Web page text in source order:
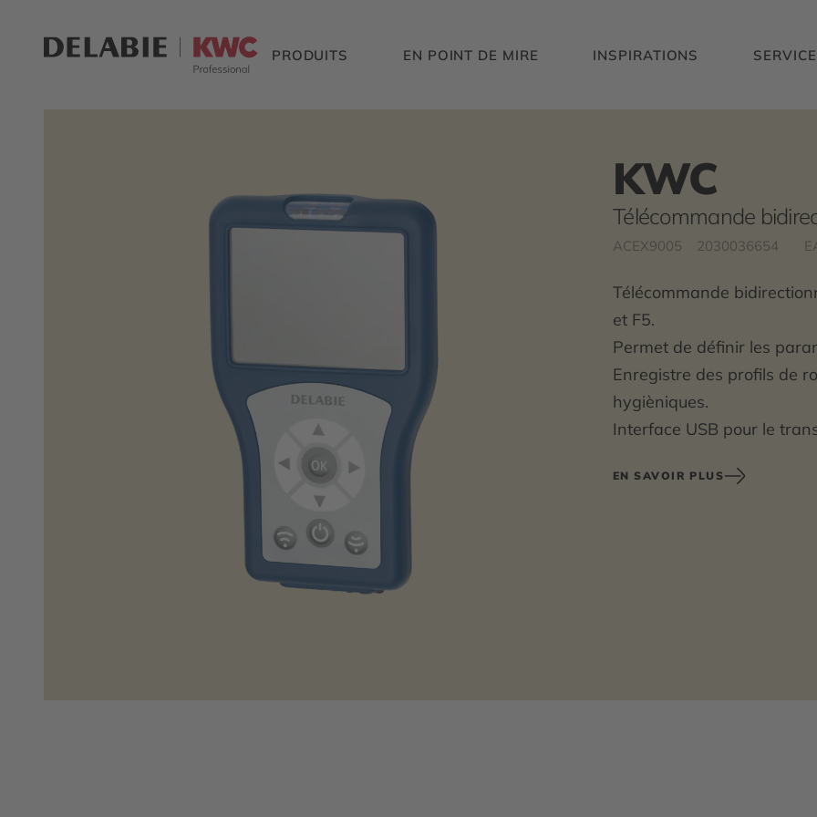
PRODUITS EN POINT DE MIRE INSPIRATIONS SERVICE
KWC
Télécommande
ACEX9005 2030036654
Télécommande
et F5.
Permet de définir les
Enregistre des profils de
hygièniques.
Interface USB pour le
L.162 mm.
EN SAVOIR PLUS